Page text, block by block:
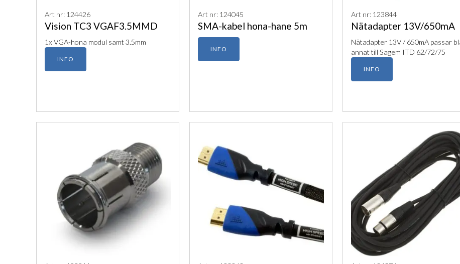
Art nr: 124426
Vision TC3 VGAF3.5MMD
1x VGA-hona modul samt 3.5mm
INFO
Art nr: 124045
SMA-kabel hona-hane 5m
INFO
Art nr: 123844
Nätadapter 13V/650mA
Nätadapter 13V / 650mA passar
annat till Sagem ITD 62/72/75
INFO